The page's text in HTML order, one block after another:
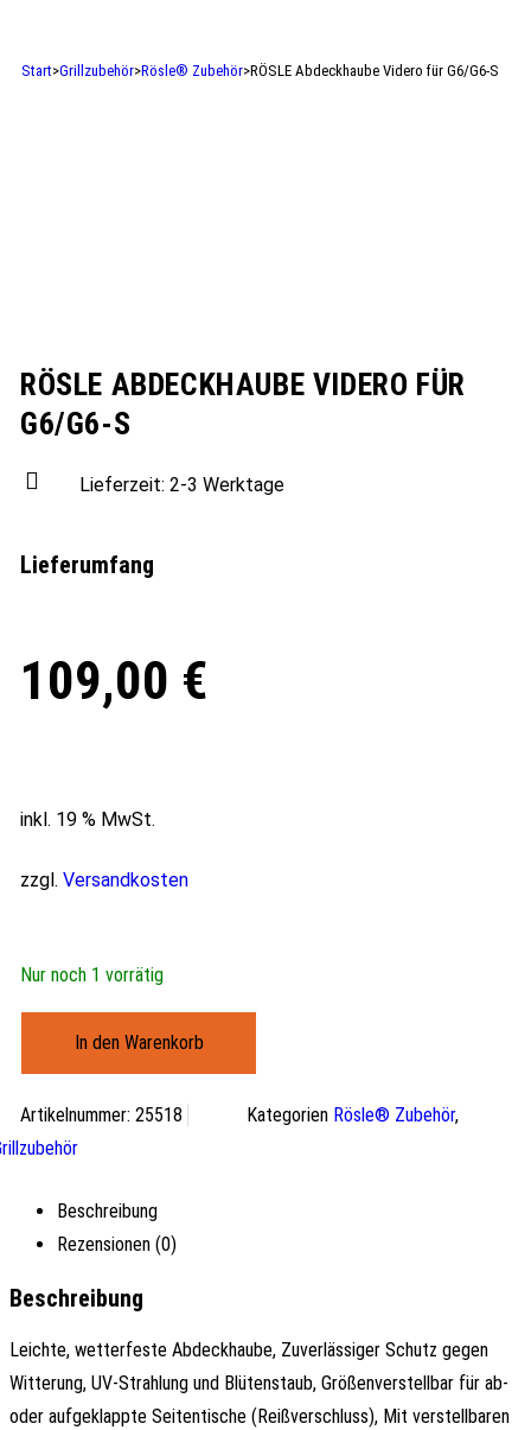
Start>Grillzubehör>Rösle® Zubehör>RÖSLE Abdeckhaube Videro für G6/G6-S
RÖSLE ABDECKHAUBE VIDERO FÜR
G6/G6-S
Lieferzeit: 2-3 Werktage
Lieferumfang
109,00 €
inkl. 19 % MwSt.
zzgl. Versandkosten
Nur noch 1 vorrätig
In den Warenkorb
Artikelnummer: 25518 Kategorien Rösle® Zubehör,
Beschreibung
Rezensionen (0)
Beschreibung
Leichte, wetterfeste Abdeckhaube, Zuverlässiger Schutz gegen
Witterung, UV-Strahlung und Blütenstaub, Größenverstellbar für ab-
oder aufgeklappte Seitentische (Reißverschluss), Mit verstellbaren